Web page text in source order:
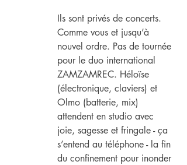
Ils sont privés de concerts.
Comme vous et jusqu’à
nouvel ordre. Pas de tournée
pour le duo international
ZAMZAMREC. Héloïse
(électronique, claviers) et
Olmo (batterie, mix)
attendent en studio avec
joie, sagesse et fringale - ça
s’entend au téléphone - la fin
du confinement pour inonder